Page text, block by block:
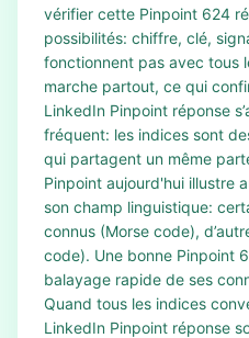
vérifier cette Pinpoint 624
possibilités: chiffre, clé,
fonctionnent pas avec tous
marche partout, ce qui
LinkedIn Pinpoint réponse
fréquent: les indices sont
qui partagent un même
Pinpoint aujourd'hui illustre
son champ linguistique:
connus (Morse code),
code). Une bonne Pinpoint
balayage rapide de ses
Quand tous les indices
LinkedIn Pinpoint réponse